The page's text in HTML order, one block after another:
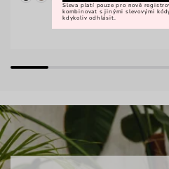
Sleva platí pouze pro nově
kombinovat s jinými slevovými
kdykoliv odhlásit.